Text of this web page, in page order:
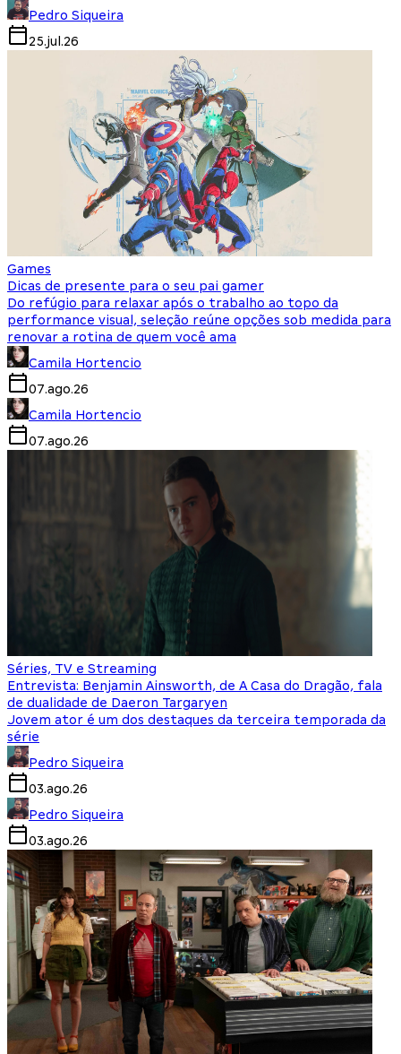
Pedro Siqueira
25.jul.26
Games
Dicas de presente para o seu pai gamer
Do refúgio para relaxar após o trabalho ao topo da
performance visual, seleção reúne opções sob medida para
renovar a rotina de quem você ama
Camila Hortencio
07.ago.26
Camila Hortencio
07.ago.26
Séries, TV e Streaming
Entrevista: Benjamin Ainsworth, de A Casa do Dragão, fala
de dualidade de Daeron Targaryen
Jovem ator é um dos destaques da terceira temporada da
série
Pedro Siqueira
03.ago.26
Pedro Siqueira
03.ago.26